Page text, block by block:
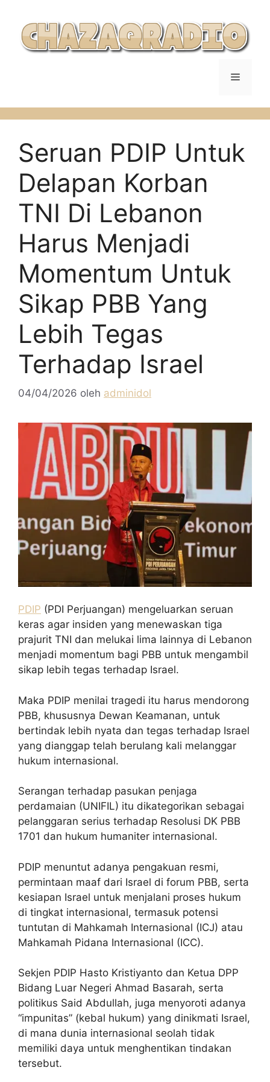
Menu
Seruan PDIP Untuk
Delapan Korban
TNI Di Lebanon
Harus Menjadi
Momentum Untuk
Sikap PBB Yang
Lebih Tegas
Terhadap Israel
04/04/2026 oleh adminidol
PDIP (PDI Perjuangan) mengeluarkan seruan
keras agar insiden yang menewaskan tiga
prajurit TNI dan melukai lima lainnya di Lebanon
menjadi momentum bagi PBB untuk mengambil
sikap lebih tegas terhadap Israel.
Maka PDIP menilai tragedi itu harus mendorong
PBB, khususnya Dewan Keamanan, untuk
bertindak lebih nyata dan tegas terhadap Israel
yang dianggap telah berulang kali melanggar
hukum internasional.
Serangan terhadap pasukan penjaga
perdamaian (UNIFIL) itu dikategorikan sebagai
pelanggaran serius terhadap Resolusi DK PBB
1701 dan hukum humaniter internasional.
PDIP menuntut adanya pengakuan resmi,
permintaan maaf dari Israel di forum PBB, serta
kesiapan Israel untuk menjalani proses hukum
di tingkat internasional, termasuk potensi
tuntutan di Mahkamah Internasional (ICJ) atau
Mahkamah Pidana Internasional (ICC).
Sekjen PDIP Hasto Kristiyanto dan Ketua DPP
Bidang Luar Negeri Ahmad Basarah, serta
politikus Said Abdullah, juga menyoroti adanya
“impunitas” (kebal hukum) yang dinikmati Israel,
di mana dunia internasional seolah tidak
memiliki daya untuk menghentikan tindakan
tersebut.